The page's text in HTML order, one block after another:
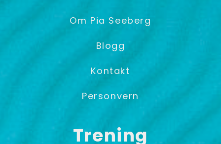
Om Pia Seeberg
Blogg
Kontakt
Personvern
Trening